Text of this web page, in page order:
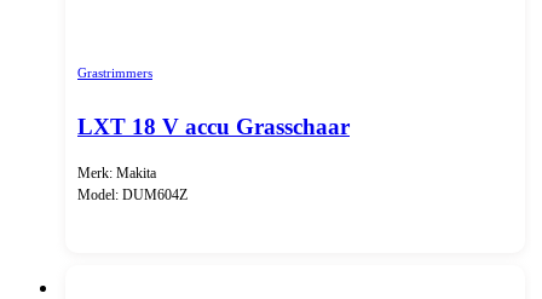
Grastrimmers
LXT 18 V accu Grasschaar
Merk: Makita
Model: DUM604Z